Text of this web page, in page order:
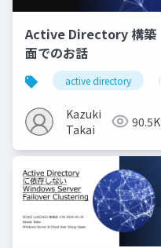
Active Directory 構築
面でのお話
active directory
Kazuki
Takai
90.5K